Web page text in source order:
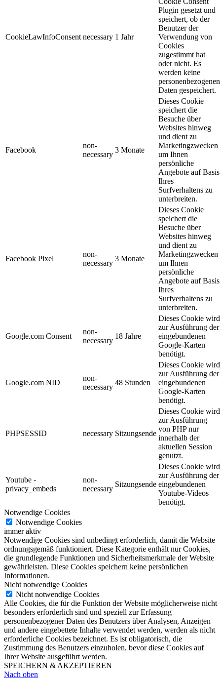
CookieLawInfoConsent necessary 1 Jahr
Plugin gesetzt und
speichert, ob der
Benutzer der
Verwendung von
Cookies
zugestimmt hat
oder nicht. Es
werden keine
personenbezogenen
Daten gespeichert.
Facebook
non-
necessary
3 Monate
Dieses Cookie
speichert die
Besuche über
Websites hinweg
und dient zu
Marketingzwecken
um Ihnen
persönliche
Angebote auf Basis
Ihres
Surfverhaltens zu
unterbreiten.
Facebook Pixel
non-
necessary
3 Monate
Dieses Cookie
speichert die
Besuche über
Websites hinweg
und dient zu
Marketingzwecken
um Ihnen
persönliche
Angebote auf Basis
Ihres
Surfverhaltens zu
unterbreiten.
Google.com Consent
non-
necessary
18 Jahre
Dieses Cookie wird
zur Ausführung der
eingebundenen
Google-Karten
benötigt.
Google.com NID
non-
necessary
48 Stunden
Dieses Cookie wird
zur Ausführung der
eingebundenen
Google-Karten
benötigt.
PHPSESSID necessary Sitzungsende
Dieses Cookie wird
zur Ausführung
von PHP nur
innerhalb der
aktuellen Session
genutzt.
Youtube -
privacy_embeds
non-
necessary
Sitzungsende
Dieses Cookie wird
zur Ausführung der
eingebundenen
Youtube-Videos
benötigt.
Notwendige Cookies
Notwendige Cookies
immer aktiv
Notwendige Cookies sind unbedingt erforderlich, damit die Website
ordnungsgemäß funktioniert. Diese Kategorie enthält nur Cookies,
die grundlegende Funktionen und Sicherheitsmerkmale der Website
gewährleisten. Diese Cookies speichern keine persönlichen
Informationen.
Nicht notwendige Cookies
Nicht notwendige Cookies
Alle Cookies, die für die Funktion der Website möglicherweise nicht
besonders erforderlich sind und speziell zur Erfassung
personenbezogener Daten des Benutzers über Analysen, Anzeigen
und andere eingebettete Inhalte verwendet werden, werden als nicht
erforderliche Cookies bezeichnet. Es ist obligatorisch, die
Zustimmung des Benutzers einzuholen, bevor diese Cookies auf
Ihrer Website ausgeführt werden.
SPEICHERN & AKZEPTIEREN
Nach oben